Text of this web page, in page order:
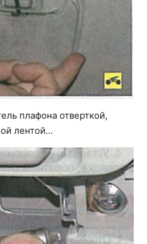
плафона отверткой,
лентой...